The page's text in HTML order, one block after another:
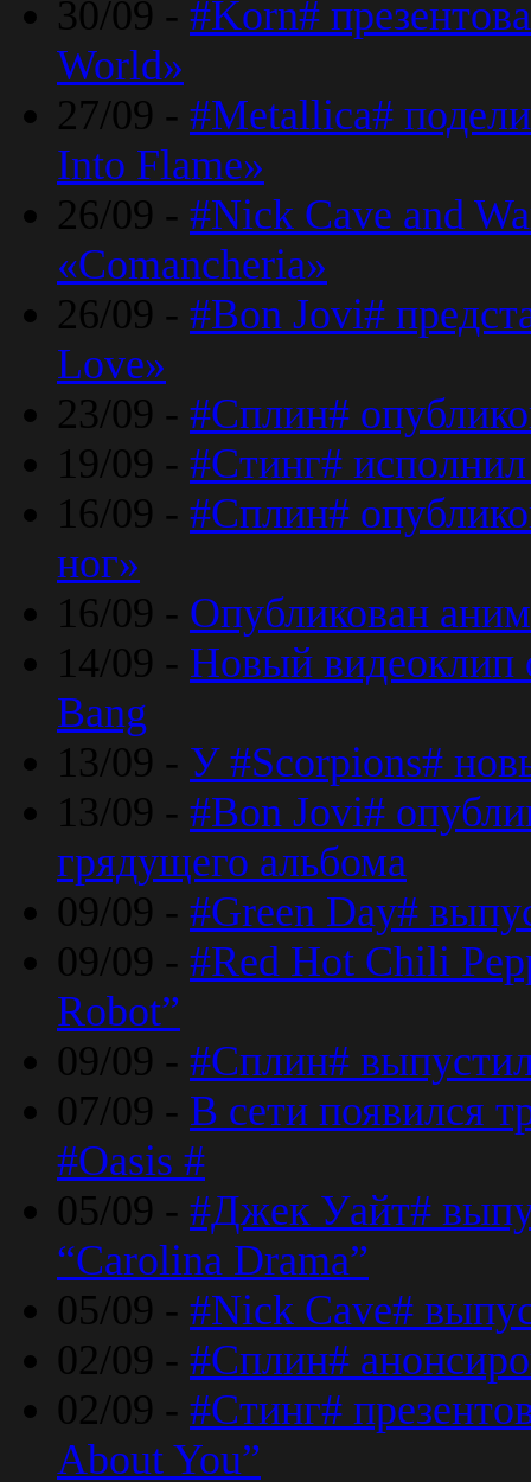
30/09 - #Korn#
World»
27/09 - #Metallica#
Into Flame»
26/09 - #Nick Cave and
«Comancheria»
26/09 - #Bon Jovi#
Love»
23/09 - #Сплин#
19/09 - #Стинг#
16/09 - #Сплин#
ног»
16/09 - Опубликован
14/09 - Новый видеоклип
Bang
13/09 - У #Scorpions#
13/09 - #Bon Jovi#
грядущего альбома
09/09 - #Green Day#
09/09 - #Red Hot Chili
Robot”
09/09 - #Сплин#
07/09 - В сети появился
#Oasis #
05/09 - #Джек Уайт#
“Carolina Drama”
05/09 - #Nick Cave#
02/09 - #Сплин#
02/09 - #Стинг#
About You”